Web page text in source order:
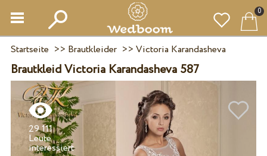
0
Startseite >> Brautkleider>> Victoria Karandasheva
Brautkleid Victoria Karandasheva 587
29 111
Leute
interessiert